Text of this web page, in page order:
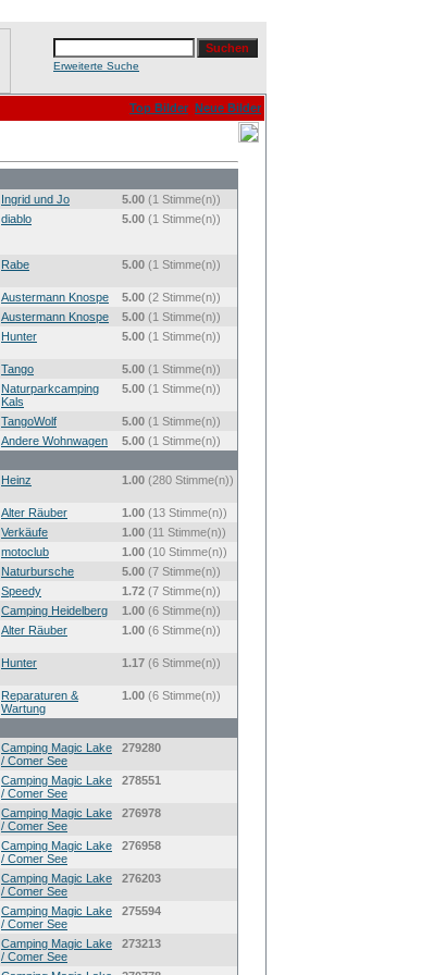
Erweiterte Suche
Top Bilder Neue Bilder
Ingrid und Jo 5.00 (1 Stimme(n))
diablo 5.00 (1 Stimme(n))
Rabe 5.00 (1 Stimme(n))
Austermann Knospe 5.00 (2 Stimme(n))
Austermann Knospe 5.00 (1 Stimme(n))
Hunter 5.00 (1 Stimme(n))
Tango 5.00 (1 Stimme(n))
Naturparkcamping
Kals
5.00 (1 Stimme(n))
TangoWolf 5.00 (1 Stimme(n))
Andere Wohnwagen 5.00 (1 Stimme(n))
Heinz 1.00 (280 Stimme(n))
Alter Räuber 1.00 (13 Stimme(n))
Verkäufe 1.00 (11 Stimme(n))
motoclub 1.00 (10 Stimme(n))
Naturbursche 5.00 (7 Stimme(n))
Speedy 1.72 (7 Stimme(n))
Camping Heidelberg 1.00 (6 Stimme(n))
Alter Räuber 1.00 (6 Stimme(n))
Hunter 1.17 (6 Stimme(n))
Reparaturen &
Wartung
1.00 (6 Stimme(n))
Camping Magic Lake
/ Comer See
279280
Camping Magic Lake
/ Comer See
278551
Camping Magic Lake
/ Comer See
276978
Camping Magic Lake
/ Comer See
276958
Camping Magic Lake
/ Comer See
276203
Camping Magic Lake
/ Comer See
275594
Camping Magic Lake
/ Comer See
273213